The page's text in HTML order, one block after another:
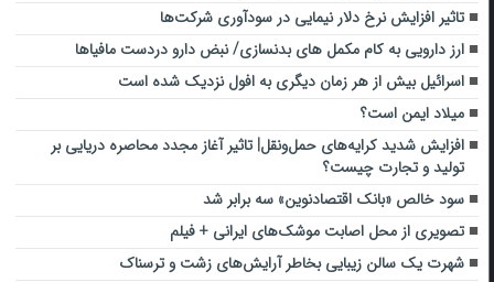
تاثیر افزایش نرخ دلار نیمایی در سودآوری شرکت‌ها
ارز دارویی به کام مکمل های بدنسازی/ نبض دارو دردست مافیاها
اسرائیل بیش از هر زمان دیگری به افول نزدیک شده است
میلاد ایمن است؟
افزایش شدید کرایه‌های حمل‌ونقل| تاثیر آغاز مجدد محاصره دریایی بر
تولید و تجارت چیست؟
سود خالص «بانک اقتصادنوین» سه برابر شد
تصویری از محل اصابت موشک‌های ایرانی + فیلم
شهرت یک سالن زیبایی بخاطر آرایش‌های زشت و ترسناک